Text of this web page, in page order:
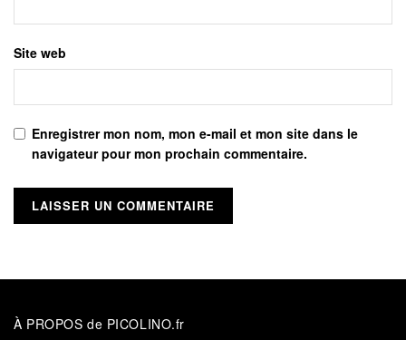
Site web
Enregistrer mon nom, mon e-mail et mon site dans le
navigateur pour mon prochain commentaire.
À PROPOS de PICOLINO.fr